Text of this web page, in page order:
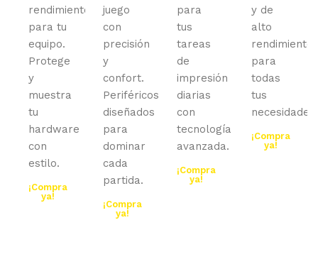
rendimiento
para tu
equipo.
Protege
y
muestra
tu
hardware
con
estilo.
¡Compra
ya!
juego
con
precisión
y
confort.
Periféricos
diseñados
para
dominar
cada
partida.
¡Compra
ya!
para
tus
tareas
de
impresión
diarias
con
tecnología
avanzada.
¡Compra
ya!
y de
alto
rendimiento
para
todas
tus
necesidades.
¡Compra
ya!